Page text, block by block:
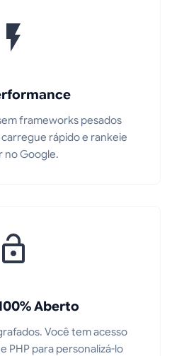
frameworks pesados
rápido e rankeie
no Google.
Aberto
Você tem acesso
PHP para personalizá-lo